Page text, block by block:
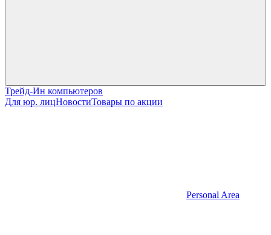
Трейд-Ин компьютеров
Для юр. лицНовостиТовары по акции
Personal Area